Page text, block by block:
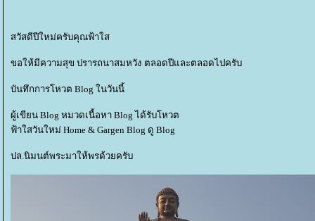
สวัสดีปีใหม่ครับคุณฟ้าใส
ขอให้มีความสุข ปรารถนาสมหวัง ตลอดปีและตลอดไปครับ
บันทึกการโหวต Blog ในวันนี้
ผู้เขียน Blog หมวดเนื้อหา Blog ได้รับโหวต
ฟ้าใสวันใหม่ Home & Gargen Blog ดู Blog
ปล.นิมนต์พระมาให้พรด้วยครับ